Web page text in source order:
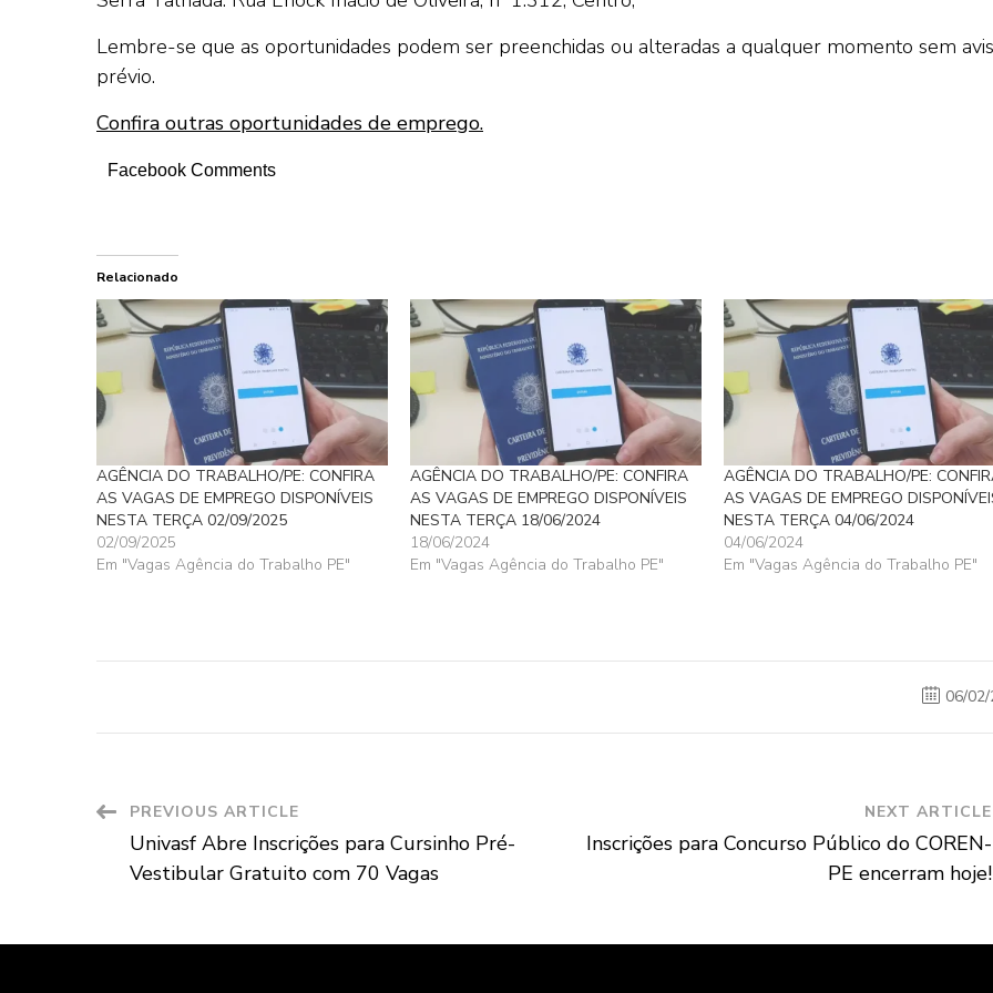
Lembre-se que as oportunidades podem ser preenchidas ou alteradas a qualquer momento sem
prévio.
Confira outras oportunidades de emprego.
Facebook Comments
Relacionado
AGÊNCIA DO TRABALHO/PE: CONFIRA
AS VAGAS DE EMPREGO DISPONÍVEIS
NESTA TERÇA 02/09/2025
02/09/2025
Em "Vagas Agência do Trabalho PE"
AGÊNCIA DO TRABALHO/PE: CONFIRA
AS VAGAS DE EMPREGO DISPONÍVEIS
NESTA TERÇA 18/06/2024
18/06/2024
Em "Vagas Agência do Trabalho PE"
AGÊNCIA DO TRABALHO/PE:
AS VAGAS DE EMPREGO
NESTA TERÇA 04/06/2024
04/06/2024
Em "Vagas Agência do Trabalho PE"
06/
Post
Navigation
PREVIOUS ARTICLE
Univasf Abre Inscrições para Cursinho Pré-
Vestibular Gratuito com 70 Vagas
NEXT ARTICLE
Inscrições para Concurso Público do COREN-
PE encerram hoje!